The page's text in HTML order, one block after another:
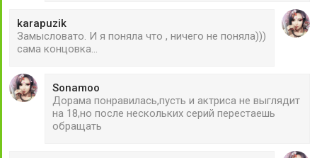
karapuzik
Замысловато. И я поняла что , ничего не поняла)))
сама концовка...
Sonamoo
Дорама понравилась,пусть и актриса не выглядит
на 18,но после нескольких серий перестаешь
обращать